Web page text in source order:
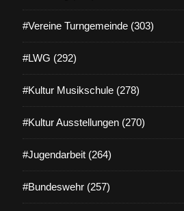
#Vereine Turngemeinde (303)
#LWG (292)
#Kultur Musikschule (278)
#Kultur Ausstellungen (270)
#Jugendarbeit (264)
#Bundeswehr (257)